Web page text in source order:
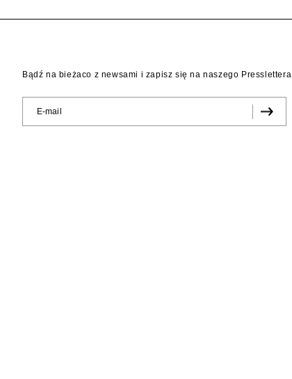
Bądź na bieżaco z newsami i zapisz się na naszego Presslettera